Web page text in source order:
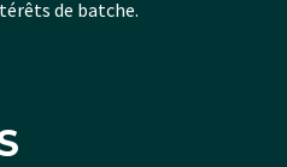
de batche.